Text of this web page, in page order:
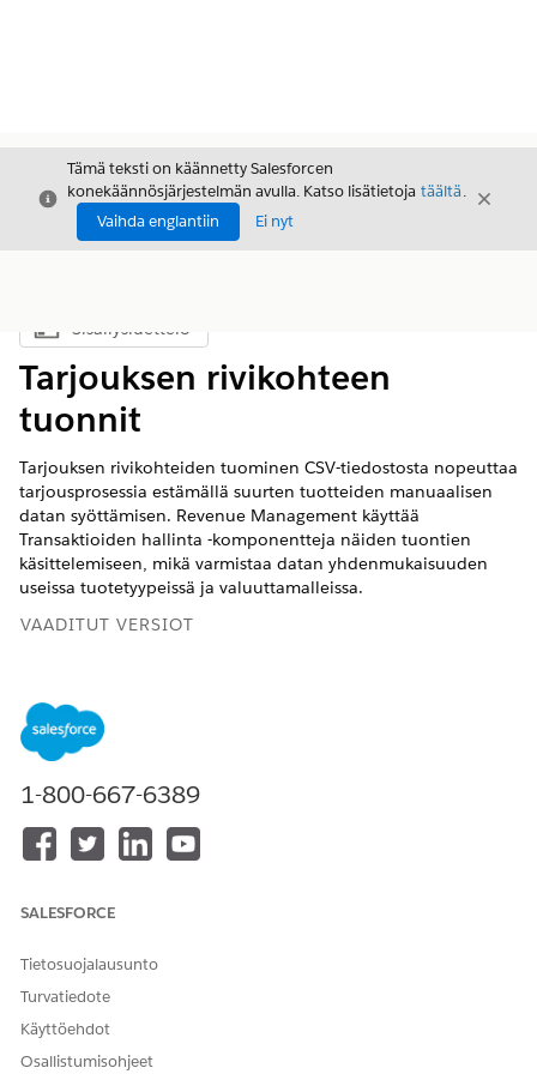
Sulje
Tämä teksti on käännetty Salesforcen
konekäännösjärjestelmän avulla. Katso lisätietoja täältä.
Vaihda englantiin
Ei nyt
Sulje
Näytä sisällysluettelo
Sisällysluettelo
Tarjouksen rivikohteen
tuonnit
Tarjouksen rivikohteiden tuominen CSV-tiedostosta nopeuttaa
tarjousprosessia estämällä suurten tuotteiden manuaalisen
datan syöttämisen. Revenue Management käyttää
Transaktioiden hallinta -komponentteja näiden tuontien
käsittelemiseen, mikä varmistaa datan yhdenmukaisuuden
useissa tuotetyypeissä ja valuuttamalleissa.
VAADITUT VERSIOT
Käytettävissä:
Unlimited
Revenue Cloudilta)
automatisoituihin kulkuihin tietojen käsittelemiseen.
yleisimmille kentille, kuten ProductCode, ProductName ja
Tuontikulku hallitsee käyttäjäkokemusta ja helpottaa CSV-
mallien lataamista ja tiedostojen lataamista palvelimelle
käsittelyä varten.
Datan käsittelyjärjestelmän määritelmämallit tarjoavat
tarvittavan taustatuen monen valuutan ja yhden valuutan
1-800-667-6389
SALESFORCE
Tietosuojalausunto
Turvatiedote
Käyttöehdot
Osallistumisohjeet